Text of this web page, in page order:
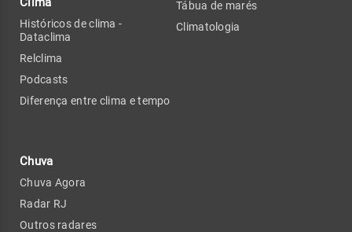
Históricos de clima -
Dataclima
Relclima
Podcasts
Diferença entre clima e tempo
Chuva
Chuva Agora
Radar RJ
Outros radares
Tábua de marés
Climatologia